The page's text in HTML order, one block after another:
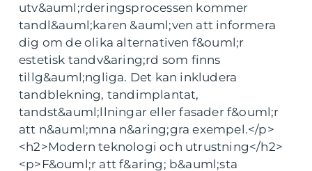
utv&auml;rderingsprocessen kommer
tandl&auml;karen &auml;ven att informera
dig om de olika alternativen f&ouml;r
estetisk tandv&aring;rd som finns
tillg&auml;ngliga. Det kan inkludera
tandblekning, tandimplantat,
tandst&auml;llningar eller fasader f&ouml;r
att n&auml;mna n&aring;gra exempel.</p>
<h2>Modern teknologi och utrustning</h2>
<p>F&ouml;r att f&aring; b&auml;sta